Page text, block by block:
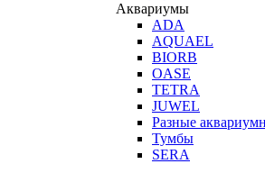
Аквариумы
ADA
AQUAEL
BIORB
OASE
TETRA
JUWEL
Разные
Тумбы
SERA